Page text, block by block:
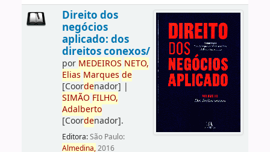
Direito dos
negócios
aplicado: dos
direitos conexos/
por MEDEIROS NETO,
Elias Marques de
[Coordenador] |
SIMÃO FILHO,
Adalberto
[Coordenador].
Editora:São Paulo:
Almedina,2016